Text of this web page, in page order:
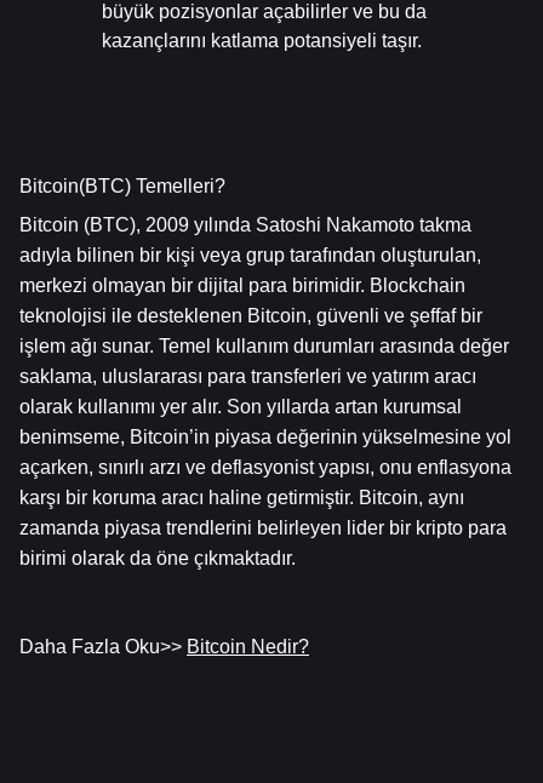
büyük pozisyonlar açabilirler ve bu da
kazançlarını katlama potansiyeli taşır.
Bitcoin(BTC) Temelleri?
Bitcoin (BTC), 2009 yılında Satoshi Nakamoto takma
adıyla bilinen bir kişi veya grup tarafından oluşturulan,
merkezi olmayan bir dijital para birimidir. Blockchain
teknolojisi ile desteklenen Bitcoin, güvenli ve şeffaf bir
işlem ağı sunar. Temel kullanım durumları arasında değer
saklama, uluslararası para transferleri ve yatırım aracı
olarak kullanımı yer alır. Son yıllarda artan kurumsal
benimseme, Bitcoin’in piyasa değerinin yükselmesine yol
açarken, sınırlı arzı ve deflasyonist yapısı, onu enflasyona
karşı bir koruma aracı haline getirmiştir. Bitcoin, aynı
zamanda piyasa trendlerini belirleyen lider bir kripto para
birimi olarak da öne çıkmaktadır.
Daha Fazla Oku>> Bitcoin Nedir?